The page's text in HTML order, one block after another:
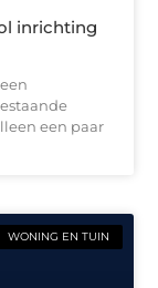
inrichting
een paar
WONING EN TUIN